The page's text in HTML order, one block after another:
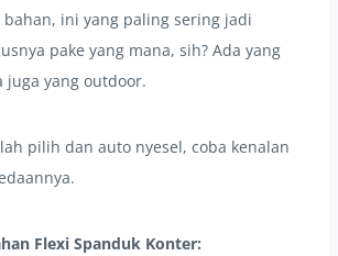
bahan, ini yang paling sering jadi
pake yang mana, sih? Ada yang
juga yang outdoor.
pilih dan auto nyesel, coba kenalan
Flexi Spanduk Konter: